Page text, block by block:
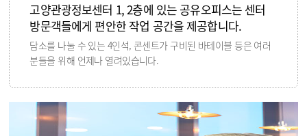
고양관광정보센터 1, 2층에 있는 공유오피스는 센터
방문객들에게 편안한 작업 공간을 제공합니다.
담소를 나눌 수 있는 4인석, 콘센트가 구비된 바테이블 등은 여러
분들을 위해 언제나 열려있습니다.